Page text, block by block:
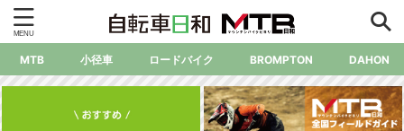
MTB 小径車 ロードバイク BROMPTON DAHON